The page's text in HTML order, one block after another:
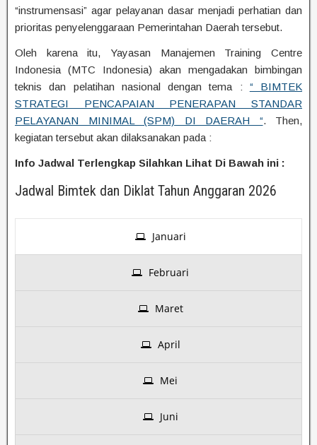
“instrumensasi” agar pelayanan dasar menjadi perhatian dan
prioritas penyelenggaraan Pemerintahan Daerah tersebut.
Oleh karena itu, Yayasan Manajemen Training Centre
Indonesia (MTC Indonesia) akan mengadakan bimbingan
teknis dan pelatihan nasional dengan tema : “ BIMTEK
STRATEGI PENCAPAIAN PENERAPAN STANDAR
PELAYANAN MINIMAL (SPM) DI DAERAH “. Then,
kegiatan tersebut akan dilaksanakan pada :
Info Jadwal Terlengkap Silahkan Lihat Di Bawah ini :
Jadwal Bimtek dan Diklat Tahun Anggaran 2026
Januari
Februari
Maret
April
Mei
Juni